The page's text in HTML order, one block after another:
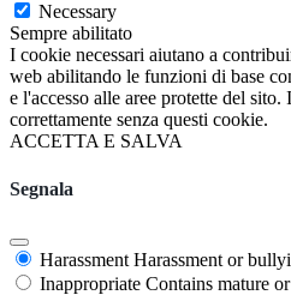
Necessary
Sempre abilitato
I cookie necessari aiutano a
web abilitando le funzioni di base
e l'accesso alle aree protette del
correttamente senza questi cookie.
ACCETTA E SALVA
Segnala
Harassment Harassment or
Inappropriate Contains mature